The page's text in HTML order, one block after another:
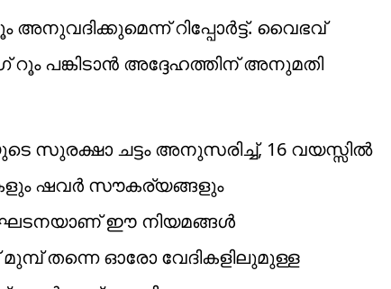
റിപ്പോര്‍ട്ട്. വൈഭവ്
പങ്കിടാൻ അദ്ദേഹത്തിന് അനുമതി
സുരക്ഷാ ചട്ടം അനുസരിച്ച്‌, 16 വയസ്സിൽ
ഷവർ സൗകര്യങ്ങളും
ഈ നിയമങ്ങൾ
തന്നെ ഓരോ വേദികളിലുമുള്ള